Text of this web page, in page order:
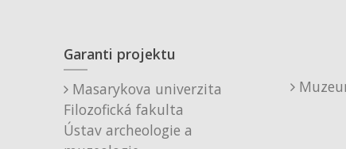
Garanti projektu
Masarykova univerzita
Filozofická fakulta
Ústav archeologie a